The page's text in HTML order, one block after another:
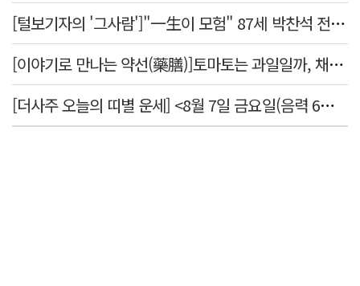
[털보기자의 '그사람']"一生이 모험" 87세 박찬석 전 경북대 총장
[이야기로 만나는 약선(藥膳)]토마토는 과일일까, 채소일까
[더사주 오늘의 띠별 운세] <8월 7일 금요일(음력 6월25일)>